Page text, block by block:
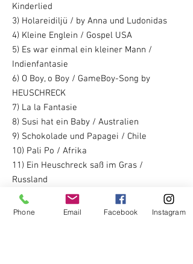
Kinderlied
3) Holareidiljü / by Anna und Ludonidas
4) Kleine Englein / Gospel USA
5) Es war einmal ein kleiner Mann /
Indienfantasie
6) O Boy, o Boy / GameBoy-Song by
HEUSCHRECK
7) La la Fantasie
8) Susi hat ein Baby / Australien
9) Schokolade und Papagei / Chile
10) Pali Po / Afrika
11) Ein Heuschreck saß im Gras /
Russland
12) Kleines Vöglein / Mozart in der Türkei
13) If you’re happy / USA
Phone Email Facebook Instagram